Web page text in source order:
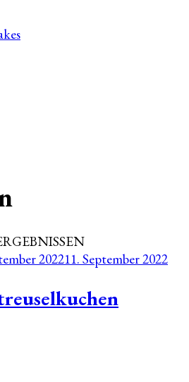
202211. September 2022